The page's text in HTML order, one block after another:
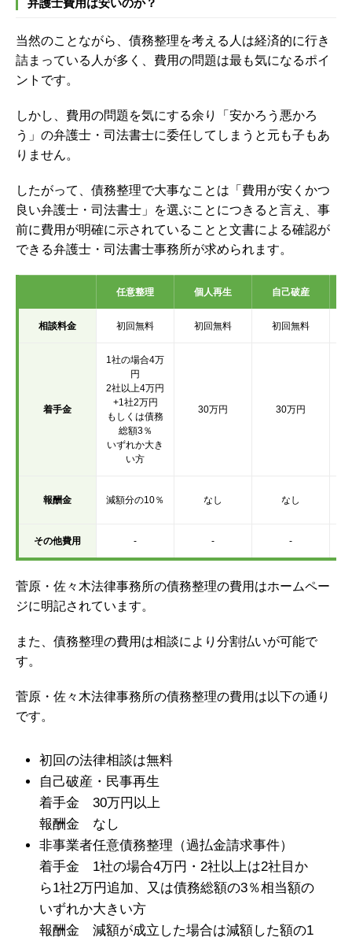
弁護士費用は安いのか？
当然のことながら、債務整理を考える人は経済的に行き
詰まっている人が多く、費用の問題は最も気になるポイ
ントです。
しかし、費用の問題を気にする余り「安かろう悪かろ
う」の弁護士・司法書士に委任してしまうと元も子もあ
りません。
したがって、債務整理で大事なことは「費用が安くかつ
良い弁護士・司法書士」を選ぶことにつきると言え、事
前に費用が明確に示されていることと文書による確認が
できる弁護士・司法書士事務所が求められます。
任意整理 個人再生 自己破産
相談料金 初回無料 初回無料 初回無料
着手金
1社の場合4万
円
2社以上4万円
+1社2万円
もしくは債務
総額3％
いずれか大き
い方
30万円 30万円
報酬金 減額分の10％ なし なし
その他費用 - - -
菅原・佐々木法律事務所の債務整理の費用はホームペー
ジに明記されています。
また、債務整理の費用は相談により分割払いが可能で
す。
菅原・佐々木法律事務所の債務整理の費用は以下の通り
です。
初回の法律相談は無料
自己破産・民事再生
着手金 30万円以上
報酬金 なし
非事業者任意債務整理（過払金請求事件）
着手金 1社の場合4万円・2社以上は2社目か
ら1社2万円追加、又は債務総額の3％相当額の
いずれか大きい方
報酬金 減額が成立した場合は減額した額の1